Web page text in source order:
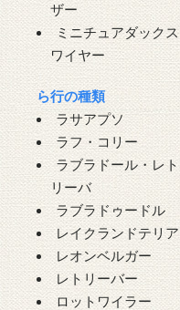
ザー
ミニチュアダックス
ワイヤー
ら行の種類
ラサアプソ
ラフ・コリー
ラブラドール・レト
リーバ
ラブラドゥードル
レイクランドテリア
レオンベルガー
レトリーバー
ロットワイラー